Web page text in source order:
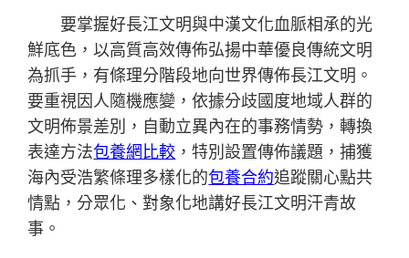
要掌握好長江文明與中漢文化血脈相承的光
鮮底色，以高質高效傳佈弘揚中華優良傳統文明
為抓手，有條理分階段地向世界傳佈長江文明。
要重視因人隨機應變，依據分歧國度地域人群的
文明佈景差別，自動立異內在的事務情勢，轉換
表達方法包養網比較 ，特別設置傳佈議題，捕獲
海內受浩繁條理多樣化的包養合約追蹤關心點共
情點，分眾化、對象化地講好長江文明汗青故
事。